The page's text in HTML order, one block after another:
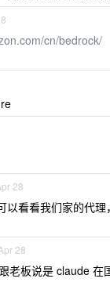
cn/bedrock/
28
以看看我们家的代
28
老板说是 claude 在